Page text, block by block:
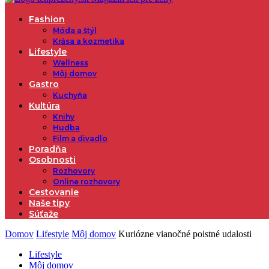
Fashion
Móda a štýl
Krása a kozmetika
Lifestyle
Wellness
Môj domov
Gastro
Kuchyňa
Kultúra
Knihy
Hudba
Film a divadlo
Poradňa
Osobnosti
Rozhovory
Online rozhovory
Cestovanie
Naše tipy
Súťaže
Domov Lifestyle Môj domov Kuriózne vianočné poistné udalosti
Lifestyle
Môj domov